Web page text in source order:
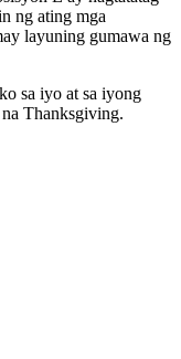
ng ating mga
layuning gumawa ng
sa iyo at sa iyong
Thanksgiving.